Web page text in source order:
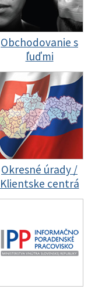
Obchodovanie s
ľuďmi
Okresné úrady /
Klientske centrá